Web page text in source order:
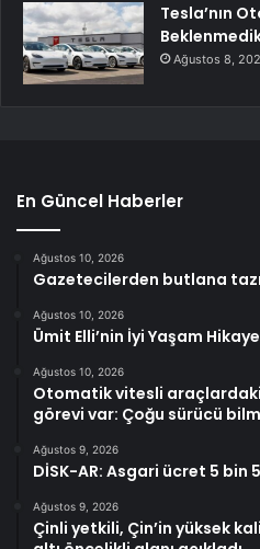
Tesla’nın
Ağustos 8,
En Güncel Haberler
Ağustos 10, 2026
Gazetecilerden butlana
Ağustos 10, 2026
Ümit Elli’nin İyi Yaşam
Ağustos 10, 2026
Otomatik vitesli araçlardaki
görevi var: Çoğu sürücü
Ağustos 9, 2026
DİSK-AR: Asgari ücret 5 bin
Ağustos 9, 2026
Çinli yetkili, Çin’in yüksek